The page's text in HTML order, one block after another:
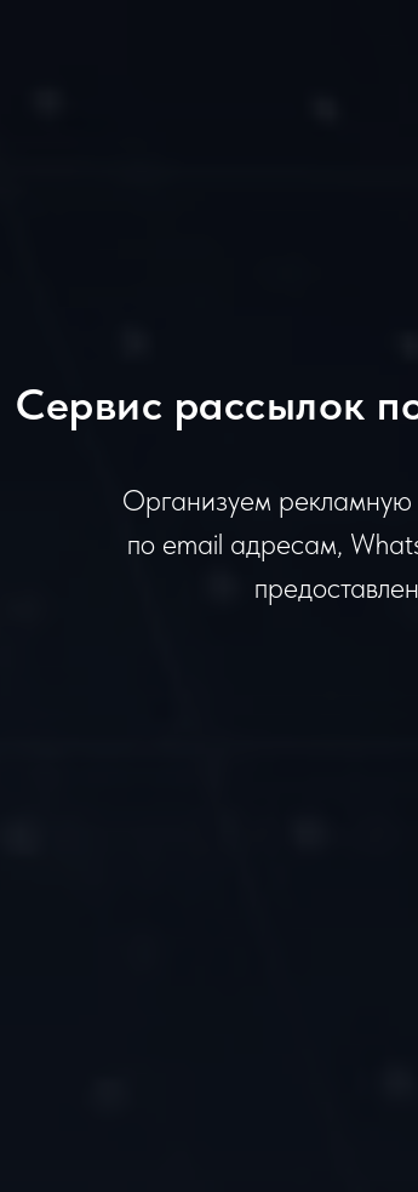
Сервис рассылок
Организуем
по email адресам,